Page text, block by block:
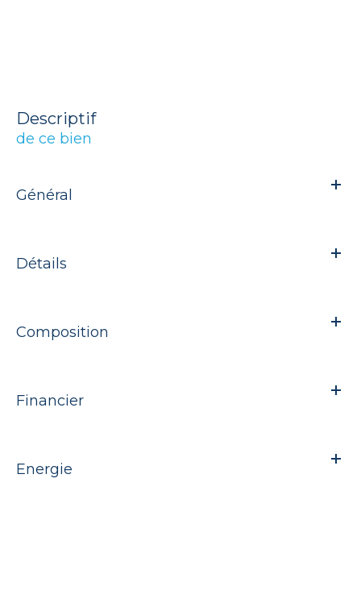
descriptif
de ce bien
Général
Détails
Composition
Financier
Energie